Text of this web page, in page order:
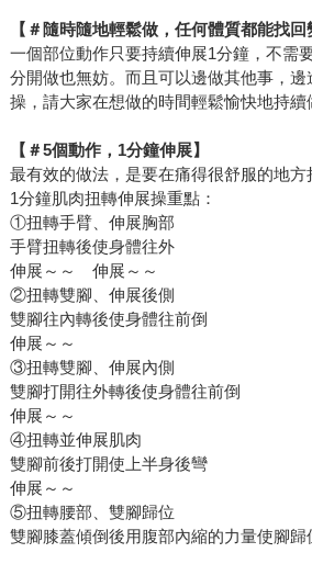
【＃隨時隨地輕鬆做，任何體質都能找回
一個部位動作只要持續伸展1分鐘，不需
分開做也無妨。而且可以邊做其他事，
操，請大家在想做的時間輕鬆愉快地持續
【＃5個動作，1分鐘伸展】
最有效的做法，是要在痛得很舒服的地方
1分鐘肌肉扭轉伸展操重點：
①扭轉手臂、伸展胸部
手臂扭轉後使身體往外
伸展～～ 伸展～～
②扭轉雙腳、伸展後側
雙腳往內轉後使身體往前倒
伸展～～
③扭轉雙腳、伸展內側
雙腳打開往外轉後使身體往前倒
伸展～～
④扭轉並伸展肌肉
雙腳前後打開使上半身後彎
伸展～～
⑤扭轉腰部、雙腳歸位
雙腳膝蓋傾倒後用腹部內縮的力量使腳歸